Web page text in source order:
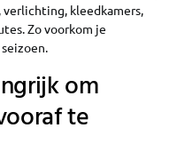
verlichting, kleedkamers,
Zo voorkom je
om
te